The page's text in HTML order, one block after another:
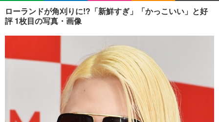
音楽 スポーツ
ペット ショッピング
その他
プッシュ通知の停止方法
ローランドが角刈りに!?「新鮮すぎ」「かっこいい」と好
評 1枚目の写真・画像